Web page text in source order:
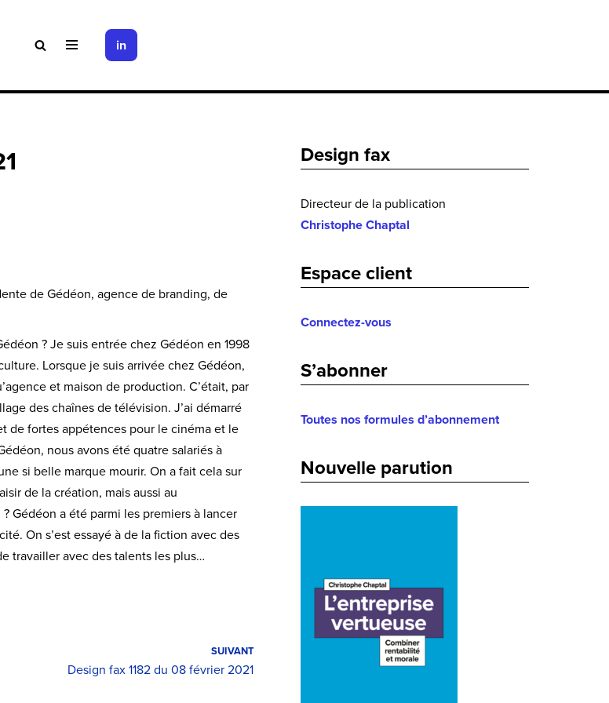
in
de Gédéon, agence de branding, de
? Je suis entrée chez Gédéon en 1998
Lorsque je suis arrivée chez Gédéon,
et maison de production. C’était, par
des chaînes de télévision. J’ai démarré
de fortes appétences pour le cinéma et le
nous avons été quatre salariés à
si belle marque mourir. On a fait cela sur
de la création, mais aussi au
Gédéon a été parmi les premiers à lancer
On s’est essayé à de la fiction avec des
travailler avec des talents les plus…
SUIVANT
Design fax 1182 du 08 février 2021
Design fax
Directeur de la publication
Christophe Chaptal
Espace client
Connectez-vous
S’abonner
Toutes nos formules d’abonnement
Nouvelle parution